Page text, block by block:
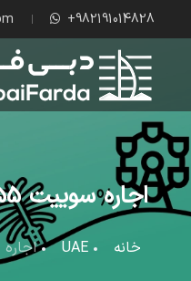
+982191014828
اجاره سوییت 55 متری در ارجان
خانه UAE اجاره